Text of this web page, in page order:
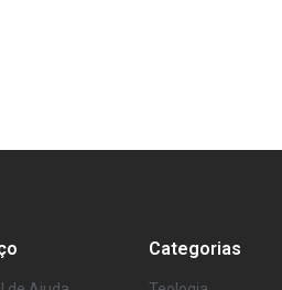
Categorias